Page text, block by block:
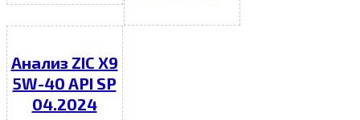
Анализ ZIC X9
5W-40 API SP
04.2024